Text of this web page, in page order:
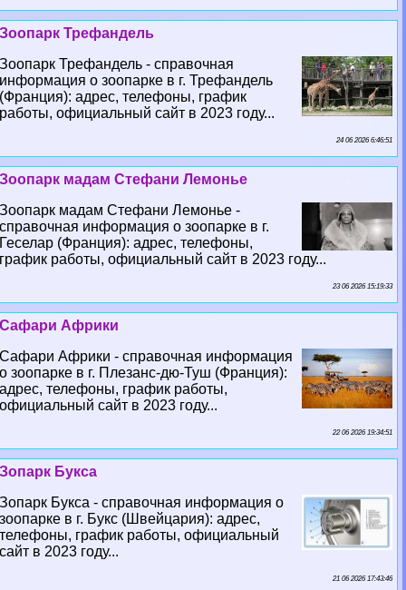
Зоопарк Трефандель
Зоопарк Трефандель - справочная
информация о зоопарке в г. Трефандель
(Франция): адрес, телефоны, график
работы, официальный сайт в 2023 году...
24 06 2026 6:46:51
Зоопарк мадам Стефани Лемонье
Зоопарк мадам Стефани Лемонье -
справочная информация о зоопарке в г.
Геселар (Франция): адрес, телефоны,
график работы, официальный сайт в 2023 году...
23 06 2026 15:19:33
Сафари Африки
Сафари Африки - справочная информация
о зоопарке в г. Плезанс-дю-Туш (Франция):
адрес, телефоны, график работы,
официальный сайт в 2023 году...
22 06 2026 19:34:51
Зопарк Букса
Зопарк Букса - справочная информация о
зоопарке в г. Букс (Швейцария): адрес,
телефоны, график работы, официальный
сайт в 2023 году...
21 06 2026 17:43:46